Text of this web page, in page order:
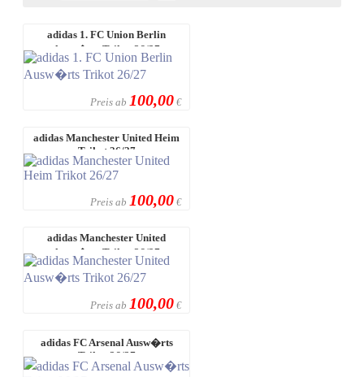
adidas 1. FC Union Berlin
Ausw�rts Trikot 26/27
Preis ab 100,00 €
adidas Manchester United Heim
Trikot 26/27
Preis ab 100,00 €
adidas Manchester United
Ausw�rts Trikot 26/27
Preis ab 100,00 €
adidas FC Arsenal Ausw�rts
Trikot 26/27